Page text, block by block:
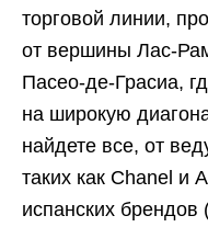
торговой линии,
от вершины Лас-
Пасео-де-Грасиа,
на широкую
найдете все, от
таких как Chanel и
испанских брендов